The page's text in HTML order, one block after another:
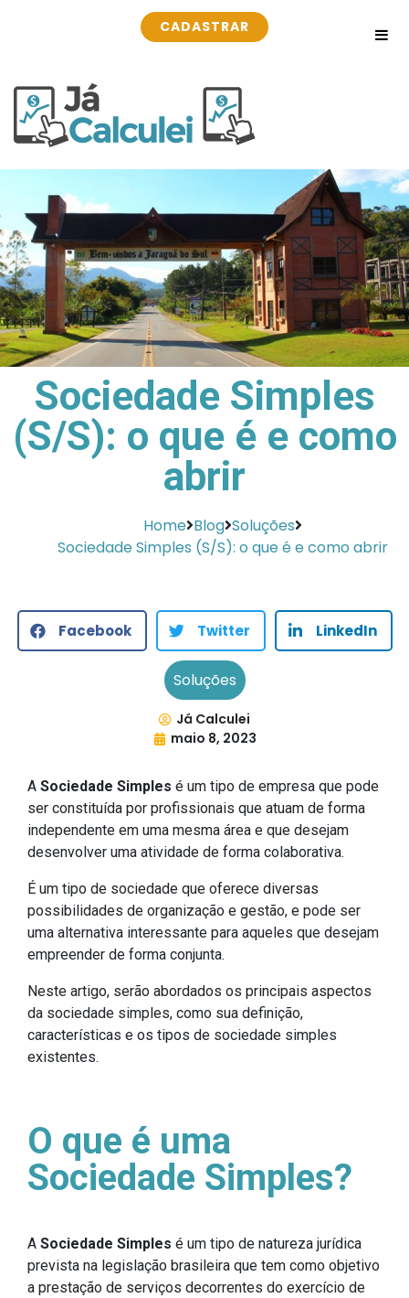
CADASTRAR
Sociedade Simples
(S/S): o que é e como
abrir
Home Blog Soluções
Sociedade Simples (S/S): o que é e como abrir
Facebook Twitter LinkedIn
Soluções
Já Calculei
maio 8, 2023
A Sociedade Simples é um tipo de empresa que pode
ser constituída por profissionais que atuam de forma
independente em uma mesma área e que desejam
desenvolver uma atividade de forma colaborativa.
É um tipo de sociedade que oferece diversas
possibilidades de organização e gestão, e pode ser
uma alternativa interessante para aqueles que desejam
empreender de forma conjunta.
Neste artigo, serão abordados os principais aspectos
da sociedade simples, como sua definição,
características e os tipos de sociedade simples
existentes.
O que é uma
Sociedade Simples?
A Sociedade Simples é um tipo de natureza jurídica
prevista na legislação brasileira que tem como objetivo
a prestação de serviços decorrentes do exercício de